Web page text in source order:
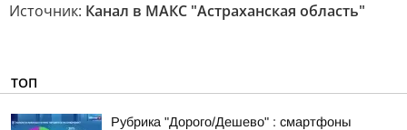
Источник: Канал в МАКС "Астраханская область"
ТОП
Рубрика "Дорого/Дешево" : смартфоны